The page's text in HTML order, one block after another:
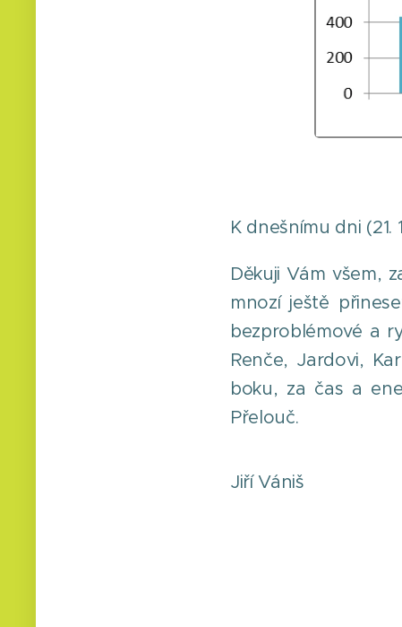
K dnešnímu dni
Děkuji Vám všem,
mnozí ještě
bezproblémové a
Renče, Jardovi,
boku, za čas a
Přelouč.
Jiří Vániš